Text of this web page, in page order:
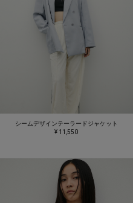
シームデザインテーラードジャケット
¥ 11,550